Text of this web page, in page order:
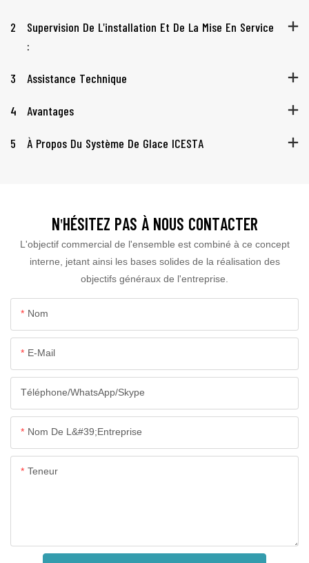
2
Supervision De L'installation Et De La Mise En Service
:
3 Assistance Technique
4 Avantages
5 À Propos Du Système De Glace ICESTA
N'HÉSITEZ PAS À NOUS CONTACTER
L'objectif commercial de l'ensemble est combiné à ce concept
interne, jetant ainsi les bases solides de la réalisation des
objectifs généraux de l'entreprise.
Nom
E-Mail
Téléphone/WhatsApp/Skype
Nom De L&#39;entreprise
Teneur